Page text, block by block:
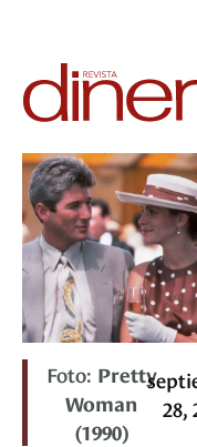
Foto: Pretty
Woman
(1990)
28,